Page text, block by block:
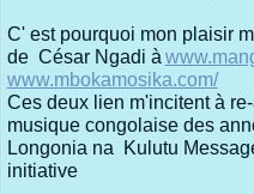
C' est pourquoi mon plaisir
de César Ngadi à
www.mbokamosika.com/
Ces deux lien m'incitent à
musique congolaise des
Longonia na Kulutu
initiative